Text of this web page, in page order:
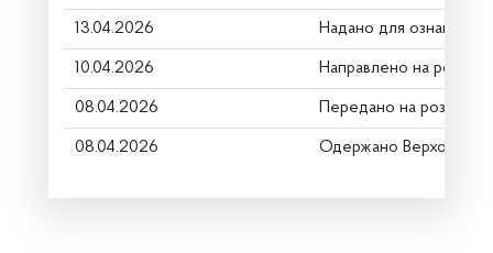
13.04.2026 Надано для
10.04.2026 Направлено на
08.04.2026 Передано на розгляд
08.04.2026 Одержано Верховною